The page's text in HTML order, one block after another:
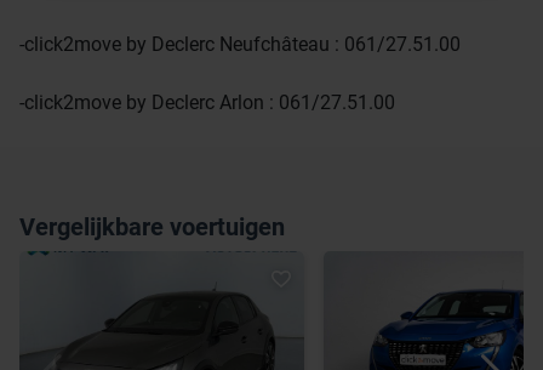
-click2move by Declerc Neufchâteau : 061/27.51.00
-click2move by Declerc Arlon : 061/27.51.00
Vergelijkbare voertuigen